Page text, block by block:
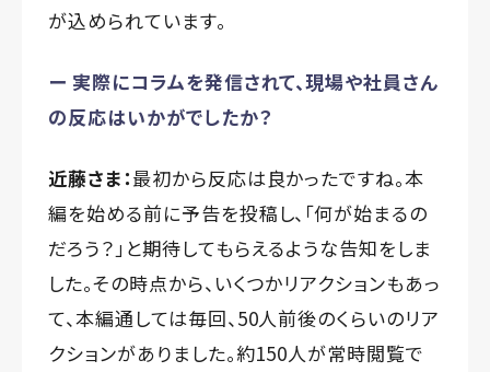
が込められています。
ー 実際にコラムを発信されて、現場や社員さん
の反応はいかがでしたか？
近藤さま：最初から反応は良かったですね。本
編を始める前に予告を投稿し、「何が始まるの
だろう？」と期待してもらえるような告知をしま
した。その時点から、いくつかリアクションもあっ
て、本編通しては毎回、50人前後のくらいのリア
クションがありました。約150人が常時閲覧で